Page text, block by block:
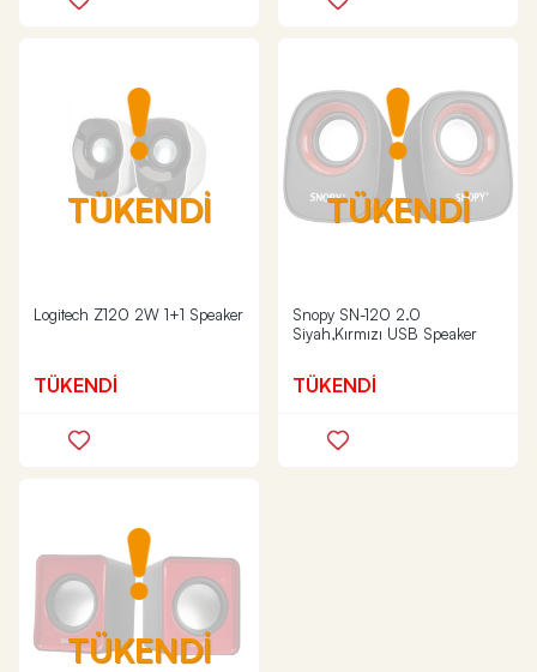
TÜKENDİ
Logitech Z120 2W 1+1 Speaker
TÜKENDİ
TÜKENDİ
Snopy SN-120 2.0
Siyah,Kırmızı USB Speaker
TÜKENDİ
TÜKENDİ